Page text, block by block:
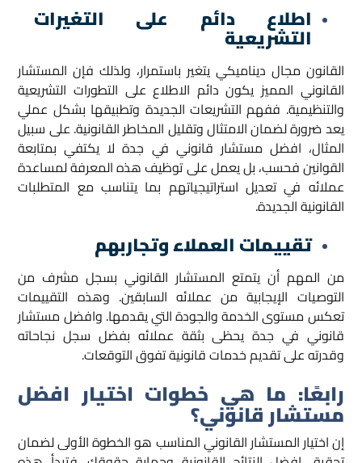
اطلاع دائم على التغيرات
التشريعية
القانون مجال ديناميكي يتغير باستمرار، ولذلك فإن المستشار
القانوني المميز يكون دائم الاطلاع على التطورات التشريعية
والتنظيمية. ففهم التشريعات الجديدة وتطبيقها بشكل عملي
يعد ضرورة لضمان الامتثال وتقليل المخاطر القانونية. على سبيل
المثال، افضل مستشار قانوني في جدة لا يكتفي بمتابعة
القوانين فحسب، بل يعمل على توظيف هذه المعرفة لمساعدة
عملائه في تعديل استراتيجياتهم بما يتناسب مع المتطلبات
القانونية الجديدة.
تقييمات العملاء وتجاربهم
من المهم أن يتمتع المستشار القانوني بسجل مشرف من
التوصيات الإيجابية من عملائه السابقين. وهذه التقييمات
تعكس مستوى الخدمة والجودة التي يقدمها. وافضل مستشار
قانوني في جدة يحظى بثقة عملائه بفضل سجل نجاحاته
وقدرته على تقديم خدمات قانونية تفوق التوقعات.
رابعًا: ما هي خطوات اختيار افضل
مستشار قانوني؟
إن اختيار المستشار القانوني المناسب هو الخطوة الأولى لضمان